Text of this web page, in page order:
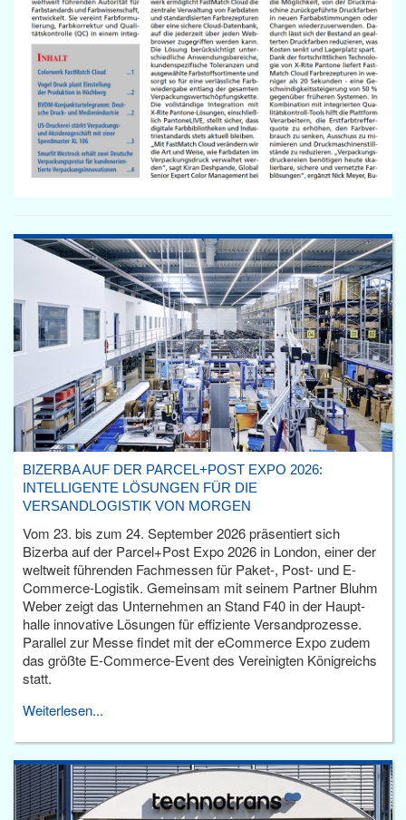
BIZERBA AUF DER PARCEL+POST EXPO 2026:
INTELLIGENTE LÖSUNGEN FÜR DIE
VERSANDLOGISTIK VON MORGEN
Vom 23. bis zum 24. September 2026 präsentiert sich
Bizerba auf der Parcel+Post Expo 2026 in London, einer der
weltweit führenden Fachmessen für Paket-, Post- und E-
Commerce-Logistik. Gemeinsam mit seinem Partner Bluhm
Weber zeigt das Unternehmen an Stand F40 in der Haupt­
halle innovative Lösungen für effiziente Versandprozesse.
Parallel zur Messe findet mit der eCommerce Expo zudem
das größte E-Commerce-Event des Vereinigten Königreichs
statt.
Weiterlesen...